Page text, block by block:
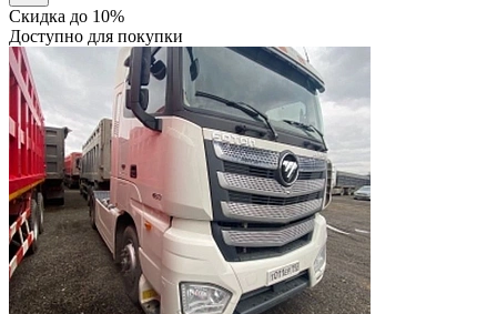
Скидка до 10%
Доступно для покупки